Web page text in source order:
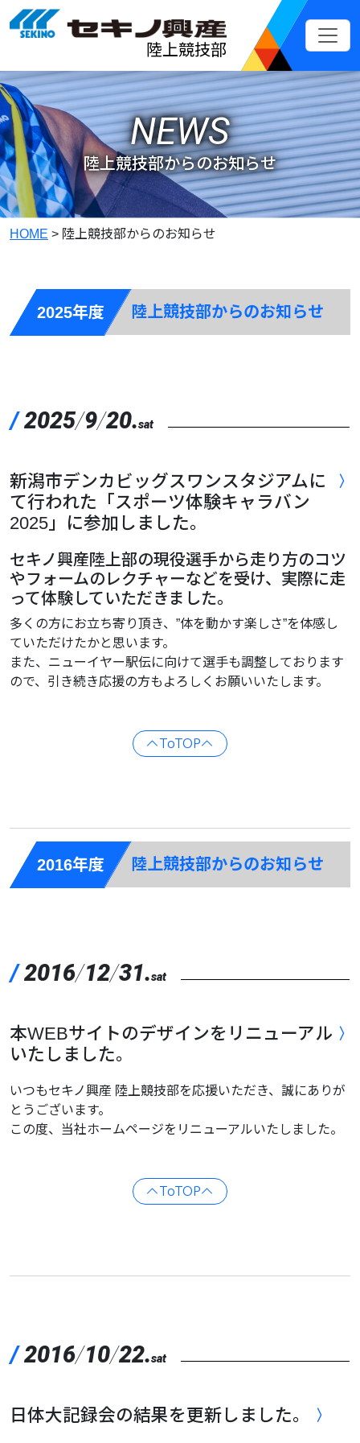
メインコンテンツへスキップ
陸上競技部
NEWS
陸上競技部からのお知らせ
HOME > 陸上競技部からのお知らせ
2025年度 陸上競技部からのお知らせ
/2025/9/20.sat
新潟市デンカビッグスワンスタジアムに
て行われた「スポーツ体験キャラバン
2025」に参加しました。
セキノ興産陸上部の現役選手から走り方のコツ
やフォームのレクチャーなどを受け、実際に走
って体験していただきました。
多くの方にお立ち寄り頂き、”体を動かす楽しさ”を体感し
ていただけたかと思います。
また、ニューイヤー駅伝に向けて選手も調整しております
ので、引き続き応援の方もよろしくお願いいたします。
ToTOP
2016年度 陸上競技部からのお知らせ
/2016/12/31.sat
本WEBサイトのデザインをリニューアル
いたしました。
いつもセキノ興産 陸上競技部を応援いただき、誠にありが
とうございます。
この度、当社ホームページをリニューアルいたしました。
ToTOP
/2016/10/22.sat
日体大記録会の結果を更新しました。